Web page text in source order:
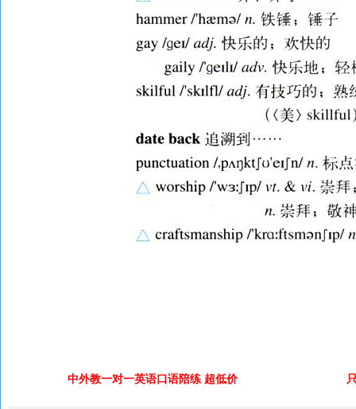
中外教一对一英语口语陪练 超低价